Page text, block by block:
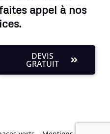
appel à nos
DEVIS
GRATUIT